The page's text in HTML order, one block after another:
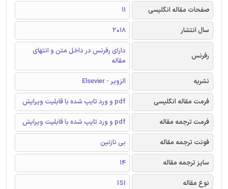
صفحات مقاله انگلیسی
11
سال انتشار
2018
رفرنس
دارای رفرنس در داخل متن و انتهای
مقاله
نشریه
الزویر - Elsevier
فرمت مقاله انگلیسی
pdf و ورد تایپ شده با قابلیت ویرایش
فرمت ترجمه مقاله
pdf و ورد تایپ شده با قابلیت ویرایش
فونت ترجمه مقاله
بی نازنین
سایز ترجمه مقاله
14
نوع مقاله
ISI